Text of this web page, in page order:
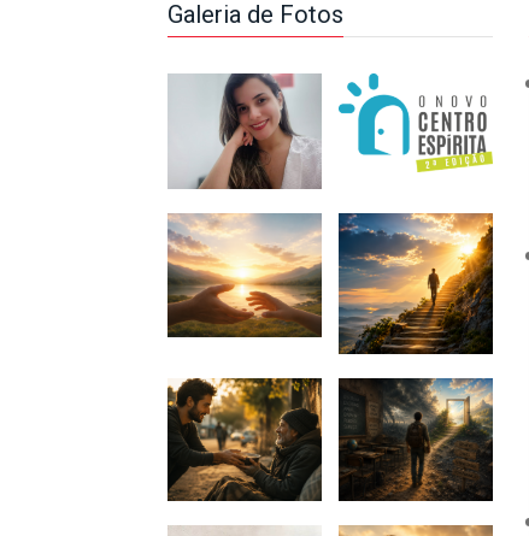
Galeria de Fotos